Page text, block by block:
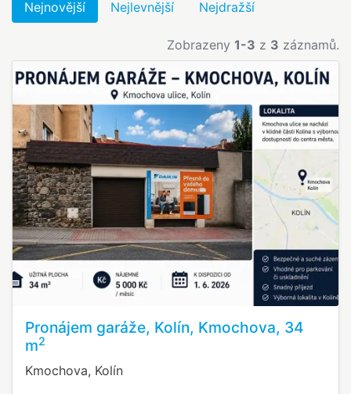
Nejnovější Nejlevnější Nejdražší
Zobrazeny 1-3 z 3 záznamů.
Pronájem garáže, Kolín, Kmochova, 34
m2
Kmochova, Kolín